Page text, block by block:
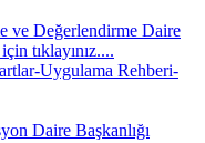
ve Değerlendirme Daire
tıklayınız....
Uygulama Rehberi-
Daire Başkanlığı